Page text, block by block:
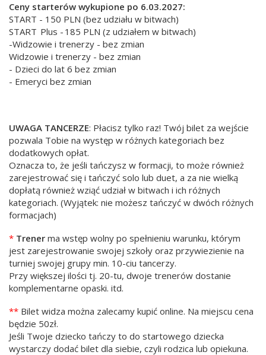
Ceny starterów wykupione po 6.03.2027:
START - 150 PLN (bez udziału w bitwach)
START Plus - 185 PLN (z udziałem w bitwach)
-Widzowie i trenerzy - bez zmian
Widzowie i trenerzy - bez zmian
- Dzieci do lat 6 bez zmian
- Emeryci bez zmian
UWAGA TANCERZE: Płacisz tylko raz! Twój bilet za wejście
pozwala Tobie na występ w różnych kategoriach bez
dodatkowych opłat.
Oznacza to, że jeśli tańczysz w formacji, to może również
zarejestrować się i tańczyć solo lub duet, a za nie wielką
dopłatą również wziąć udział w bitwach i ich różnych
kategoriach. (Wyjątek: nie możesz tańczyć w dwóch różnych
formacjach)
* Trener ma wstęp wolny po spełnieniu warunku, którym
jest zarejestrowanie swojej szkoły oraz przywiezienie na
turniej swojej grupy min. 10-ciu tancerzy.
Przy większej ilości tj. 20-tu, dwoje trenerów dostanie
komplementarne opaski. itd.
** Bilet widza można zalecamy kupić online. Na miejscu cena
będzie 50zł.
Jeśli Twoje dziecko tańczy to do startowego dziecka
wystarczy dodać bilet dla siebie, czyli rodzica lub opiekuna.